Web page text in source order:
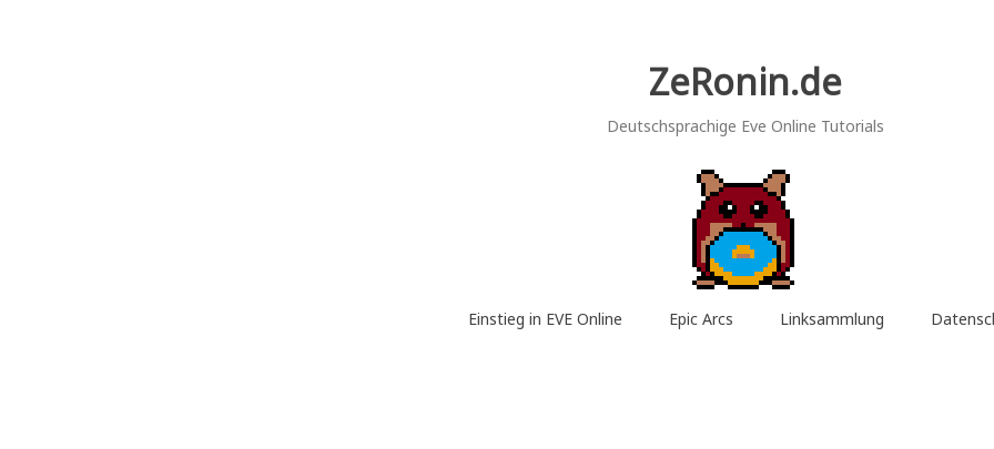
ZeRonin.de
Deutschsprachige Eve Online Tutorials
Einstieg in EVE Online Epic Arcs Linksammlung